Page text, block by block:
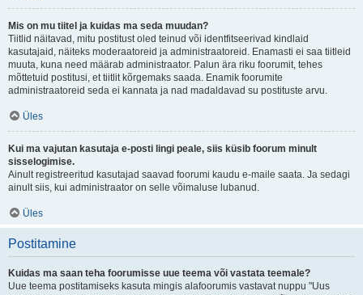
Mis on mu tiitel ja kuidas ma seda muudan?
Tiitlid näitavad, mitu postitust oled teinud või identfitseerivad kindlaid
kasutajaid, näiteks moderaatoreid ja administraatoreid. Enamasti ei saa tiitleid
muuta, kuna need määrab administraator. Palun ära riku foorumit, tehes
mõttetuid postitusi, et tiitlit kõrgemaks saada. Enamik foorumite
administraatoreid seda ei kannata ja nad madaldavad su postituste arvu.
Üles
Kui ma vajutan kasutaja e-posti lingi peale, siis küsib foorum minult
sisselogimise.
Ainult registreeritud kasutajad saavad foorumi kaudu e-maile saata. Ja sedagi
ainult siis, kui administraator on selle võimaluse lubanud.
Üles
Postitamine
Kuidas ma saan teha foorumisse uue teema või vastata teemale?
Uue teema postitamiseks kasuta mingis alafoorumis vastavat nuppu "Uus